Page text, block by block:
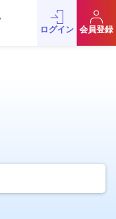
ログイン 会員登録